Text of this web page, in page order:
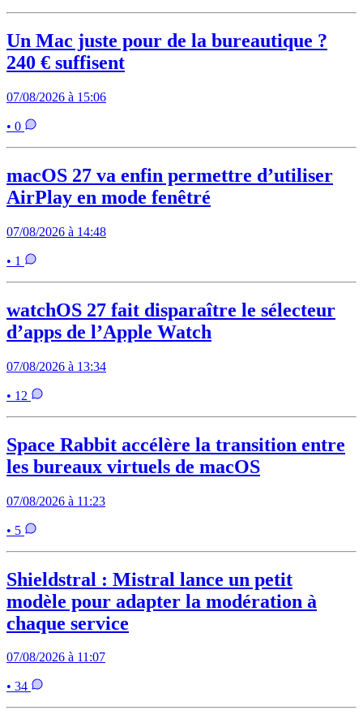
Un Mac juste pour de la bureautique ?
240 € suffisent
07/08/2026 à 15:06
• 0
macOS 27 va enfin permettre d’utiliser
AirPlay en mode fenêtré
07/08/2026 à 14:48
• 1
watchOS 27 fait disparaître le sélecteur
d’apps de l’Apple Watch
07/08/2026 à 13:34
• 12
Space Rabbit accélère la transition entre
les bureaux virtuels de macOS
07/08/2026 à 11:23
• 5
Shieldstral : Mistral lance un petit
modèle pour adapter la modération à
chaque service
07/08/2026 à 11:07
• 34